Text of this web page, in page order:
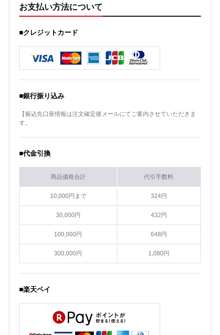
お支払い方法について
■クレジットカード
■銀行振り込み
【振込先口座情報は注文確定後メールにてご案内させていただきま
す。
■代金引換
商品価格合計 代引手数料
10,000円まで 324円
30,000円 432円
100,000円 648円
300,000円 1,080円
■楽天ペイ